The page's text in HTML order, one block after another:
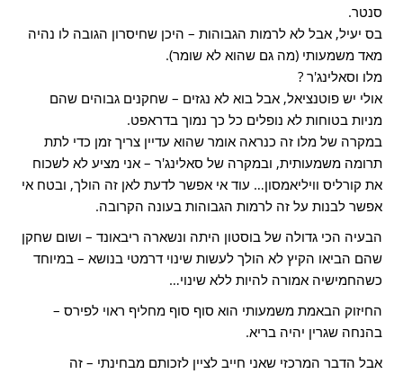
סנטר.
בס יעיל, אבל לא לרמות הגבוהות – היכן שחיסרון הגובה לו נהיה
מאד משמעותי (מה גם שהוא לא שומר).
מלו וסאלינג'ר ?
אולי יש פוטנציאל, אבל בוא לא נגזים – שחקנים גבוהים שהם
מניות בטוחות לא נופלים כל כך נמוך בדראפט.
במקרה של מלו זה כנראה אומר שהוא עדיין צריך זמן כדי לתת
תרומה משמעותית, ובמקרה של סאלינג'ר – אני מציע לא לשכוח
את קורליס וויליאמסון… עוד אי אפשר לדעת לאן זה הולך, ובטח אי
אפשר לבנות על זה לרמות הגבוהות בעונה הקרובה.
הבעיה הכי גדולה של בוסטון היתה ונשארה ריבאונד – ושום שחקן
שהם הביאו הקיץ לא הולך לעשות שינוי דרמטי בנושא – במיוחד
כשהחמישיה אמורה להיות ללא שינוי…
החיזוק הבאמת משמעותי הוא סוף סוף מחליף ראוי לפירס –
בהנחה שגרין יהיה בריא.
אבל הדבר המרכזי שאני חייב לציין לזכותם מבחינתי – זה